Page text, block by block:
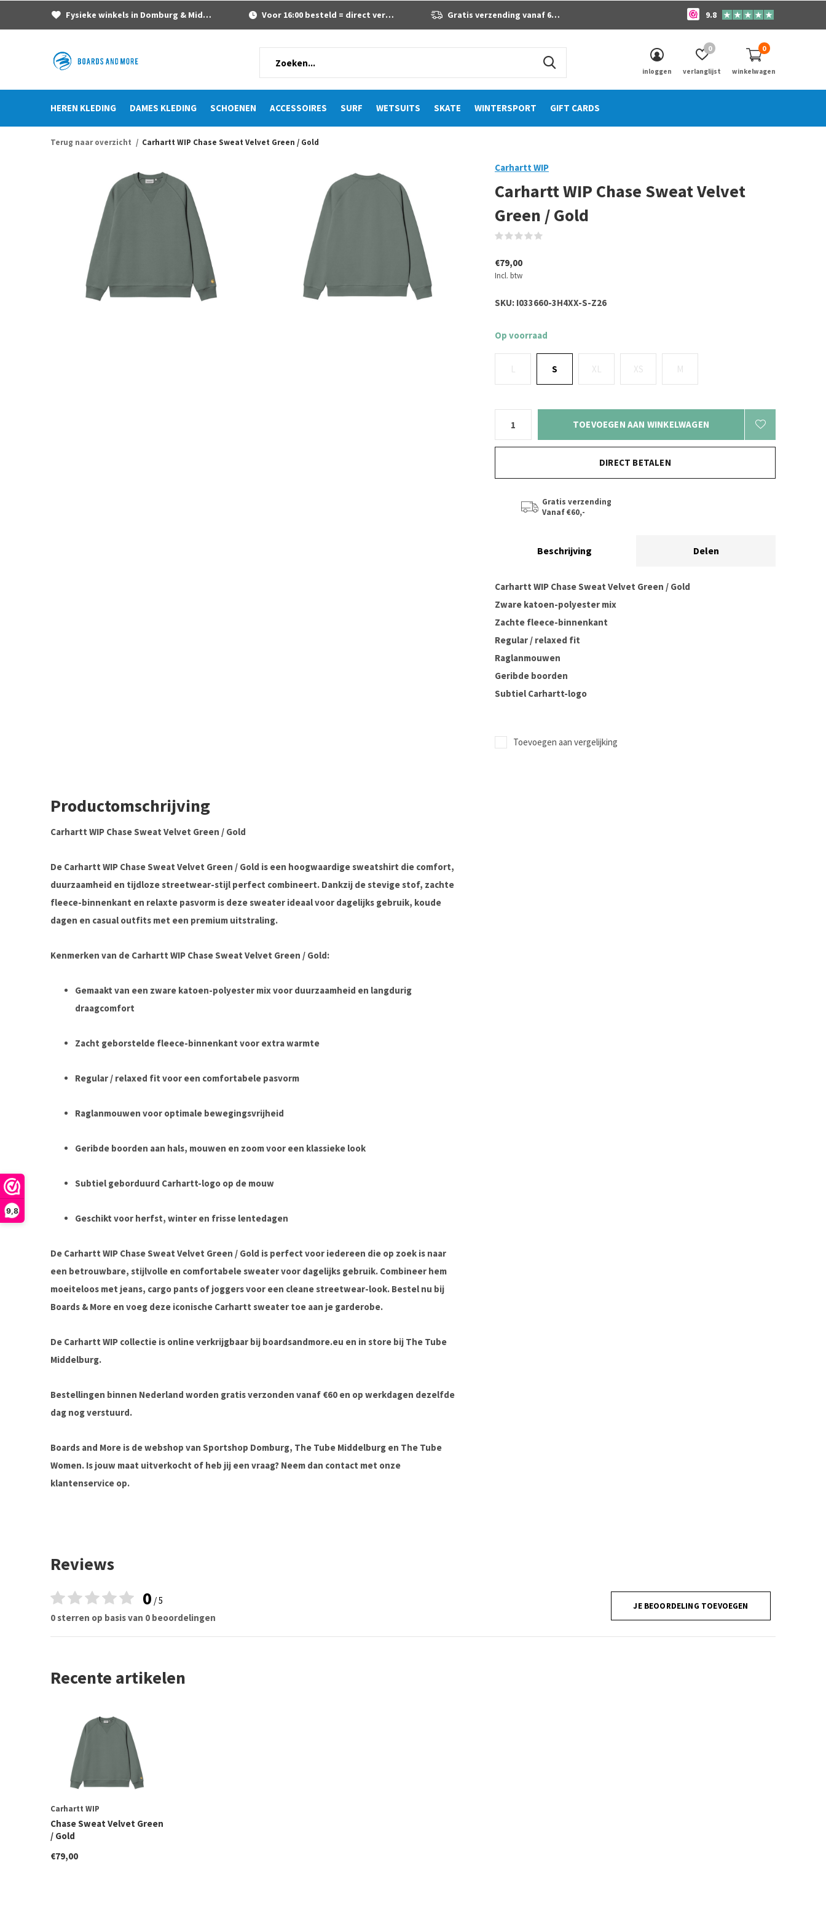
9,8
HEREN KLEDING DAMES KLEDING SCHOENEN ACCESSOIRES SURF WETSUITS SKATE WINTERSPORT GIFT CARDS
inloggen verlanglijst
0
winkelwagen
0
Fysieke winkels in Domburg & Middelburg Voor 16:00 besteld = direct verzonden Gratis verzending vanaf 60 euro 9.8
Terug naar overzicht Carhartt WIP Chase Sweat Velvet Green / Gold
Carhartt WIP
Carhartt WIP Chase Sweat Velvet
Green / Gold
€79,00
Incl. btw
SKU: I033660-3H4XX-S-Z26
Op voorraad
L S XL XS M
TOEVOEGEN AAN WINKELWAGEN
DIRECT BETALEN
Gratis verzending
Vanaf €60,-
Beschrijving Delen
Carhartt WIP Chase Sweat Velvet Green / Gold
Zware katoen-polyester mix
Zachte fleece-binnenkant
Regular / relaxed fit
Raglanmouwen
Geribde boorden
Subtiel Carhartt-logo
Toevoegen aan vergelijking
Productomschrijving
Carhartt WIP Chase Sweat Velvet Green / Gold
De Carhartt WIP Chase Sweat Velvet Green / Gold is een hoogwaardige sweatshirt die comfort,
duurzaamheid en tijdloze streetwear-stijl perfect combineert. Dankzij de stevige stof, zachte
fleece-binnenkant en relaxte pasvorm is deze sweater ideaal voor dagelijks gebruik, koude
dagen en casual outfits met een premium uitstraling.
Kenmerken van de Carhartt WIP Chase Sweat Velvet Green / Gold:
Gemaakt van een zware katoen-polyester mix voor duurzaamheid en langdurig
draagcomfort
Zacht geborstelde fleece-binnenkant voor extra warmte
Regular / relaxed fit voor een comfortabele pasvorm
Raglanmouwen voor optimale bewegingsvrijheid
Geribde boorden aan hals, mouwen en zoom voor een klassieke look
Subtiel geborduurd Carhartt-logo op de mouw
Geschikt voor herfst, winter en frisse lentedagen
De Carhartt WIP Chase Sweat Velvet Green / Gold is perfect voor iedereen die op zoek is naar
een betrouwbare, stijlvolle en comfortabele sweater voor dagelijks gebruik. Combineer hem
moeiteloos met jeans, cargo pants of joggers voor een cleane streetwear-look. Bestel nu bij
Boards & More en voeg deze iconische Carhartt sweater toe aan je garderobe.
De Carhartt WIP collectie is online verkrijgbaar bij boardsandmore.eu en in store bij The Tube
Middelburg.
Bestellingen binnen Nederland worden gratis verzonden vanaf €60 en op werkdagen dezelfde
dag nog verstuurd.
Boards and More is de webshop van Sportshop Domburg, The Tube Middelburg en The Tube
Women. Is jouw maat uitverkocht of heb jij een vraag? Neem dan contact met onze
klantenservice op.
Reviews
0 / 5
0 sterren op basis van 0 beoordelingen
JE BEOORDELING TOEVOEGEN
Recente artikelen
Carhartt WIP
Chase Sweat Velvet Green
/ Gold
€79,00